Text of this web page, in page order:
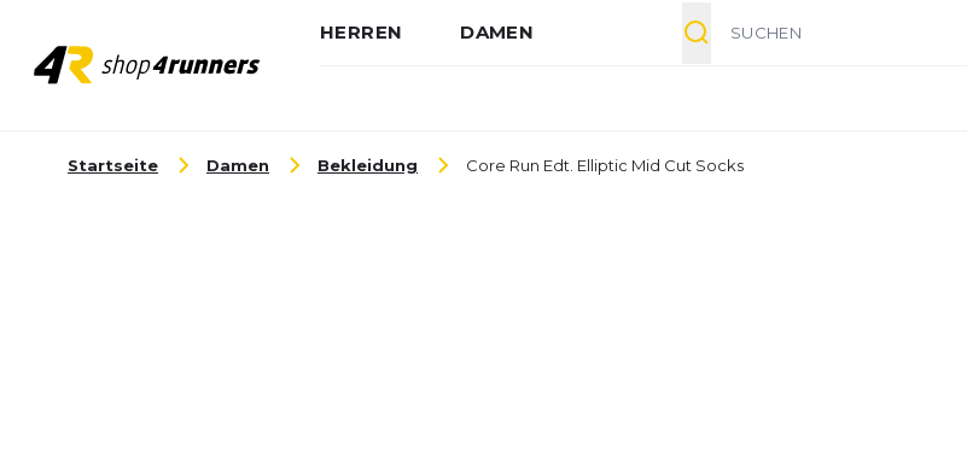
HERREN DAMEN
Startseite Damen Bekleidung Core Run Edt. Elliptic Mid Cut Socks